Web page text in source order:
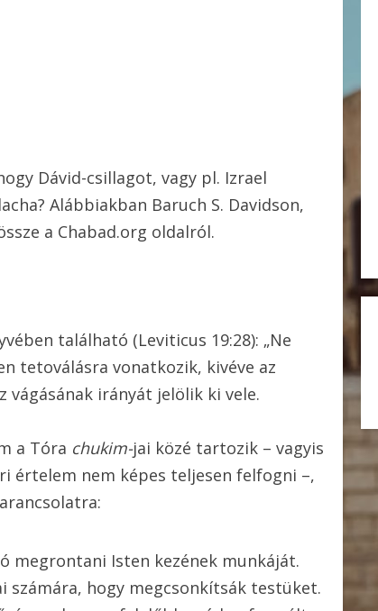
Dávid-csillagot, vagy pl. Izrael
Alábbiakban Baruch S. Davidson,
a Chabad.org oldalról.
található (Leviticus 19:28): „Ne
tetoválásra vonatkozik, kivéve az
irányát jelölik ki vele.
a Tóra chukim-jai közé tartozik – vagyis
értelem nem képes teljesen felfogni –,
megrontani Isten kezének munkáját.
számára, hogy megcsonkítsák testüket.